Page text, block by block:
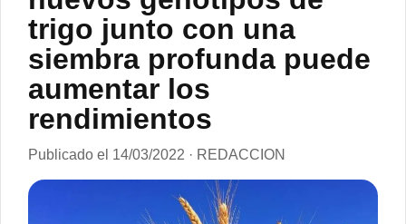
trigo junto con una
siembra profunda puede
aumentar los
rendimientos
Publicado el 14/03/2022 · REDACCION